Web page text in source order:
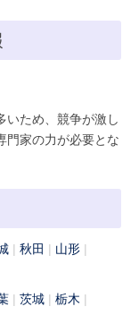
いため、競争が激し
門家の力が必要とな
秋田
山形
茨城
栃木